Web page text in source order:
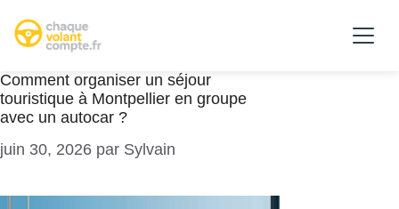
Comment organiser un séjour
touristique à Montpellier en groupe
avec un autocar ?
juin 30, 2026 par Sylvain